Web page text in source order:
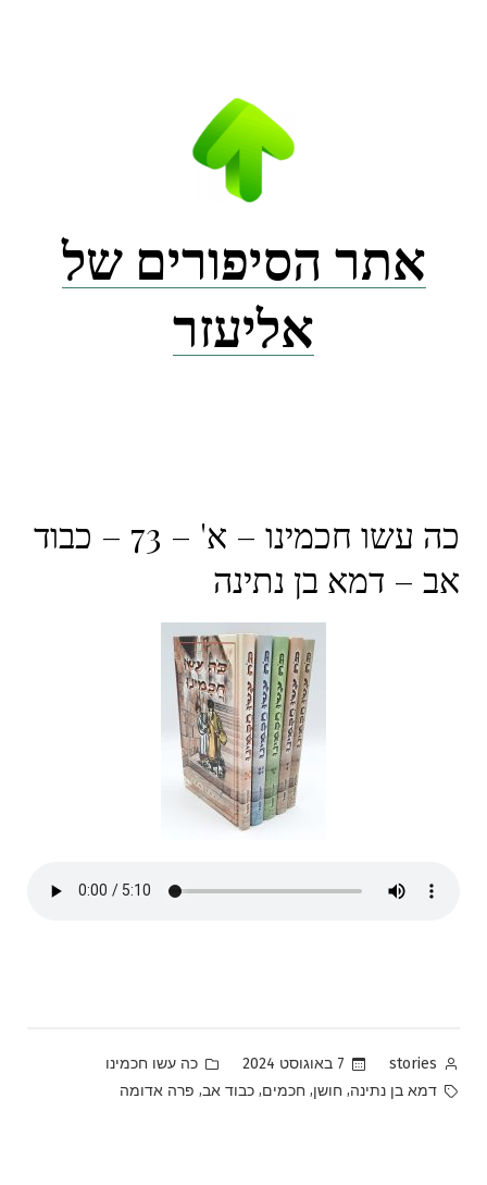
אתר הסיפורים של
אליעזר
כה עשו חכמינו – א' – 73 – כבוד
אב – דמא בן נתינה
Posted
by
stories 7 באוגוסט 2024
Posted
in
כה עשו חכמינו
Tags:
דמא בן נתינה, חושן, חכמים, כבוד אב, פרה אדומה